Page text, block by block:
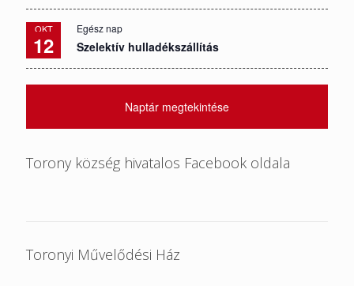
OKT
12
Egész nap
Szelektív hulladékszállítás
Naptár megtekintése
Torony község hivatalos Facebook oldala
Toronyi Művelődési Ház